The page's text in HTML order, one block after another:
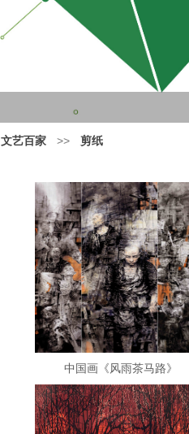
文艺百家 >> 剪纸
中国画《风雨茶马路》